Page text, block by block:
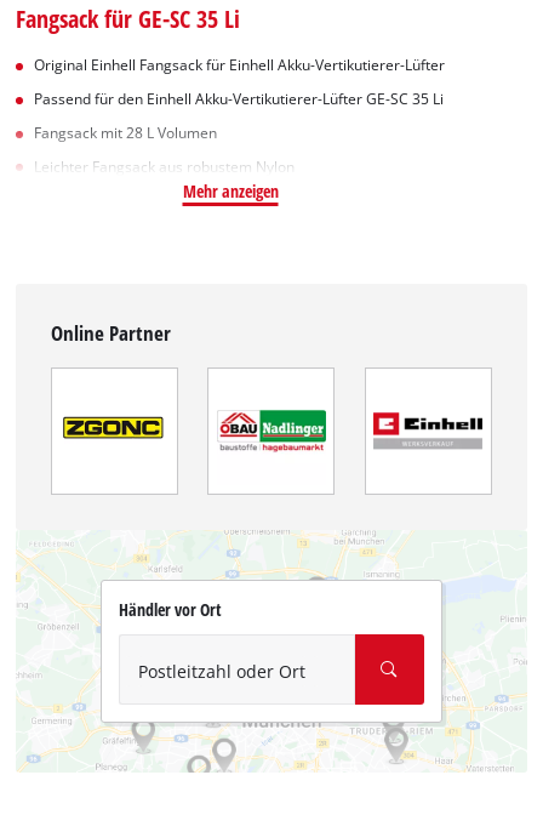
Fangsack für GE-SC 35 Li
Original Einhell Fangsack für Einhell Akku-Vertikutierer-Lüfter
Passend für den Einhell Akku-Vertikutierer-Lüfter GE-SC 35 Li
Fangsack mit 28 L Volumen
Leichter Fangsack aus robustem Nylon
Mehr anzeigen
Online Partner
Händler vor Ort
Postleitzahl oder Ort